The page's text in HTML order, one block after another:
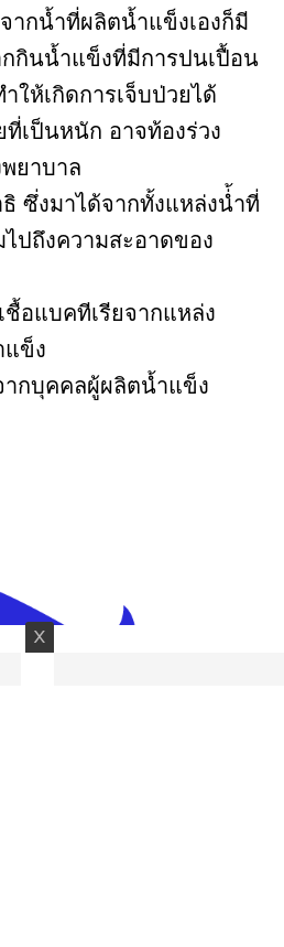
ากน้ำที่ผลิตน้ำแข็งเองก็มี
กินน้ำแข็งที่มีการปนเปื้อน
ให้เกิดการเจ็บป่วยได้
ที่เป็นหนัก อาจท้องร่วง
ยาบาล
ซึ่งมาได้จากทั้งแหล่งน่้ำที่
ปถึงความสะอาดของ
อแบคทีเรียจากแหล่ง
ข็ง
ากบุคคลผู้ผลิตน้ำแข็ง